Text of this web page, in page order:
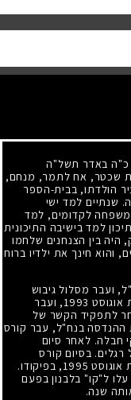
כ"ה באדר תשל"ה
שכטר, אח לתמר, מנחם,
הולדתו, בבית-הספר
שנתיים למד ישי
לקדומים, למד
למד בישיבה התיכונית
היה בין הצנחנים שלחמו
חינך את ילדיו ברוח
ועבר מסלול גיבוש
אוגוסט 1993, ועבר
לתפקיד הקשר של
ההנדסה בנח"ל, עבר קורס
חבלה. לאחר סיום
רגלים. בסיום קורס
אוגוסט 1995, בפיקודו.
עלו ל"קו" בלבנון בפעם
שנה.